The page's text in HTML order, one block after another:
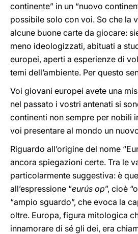
continente” in un “nuovo
possibile solo con voi. So che la
alcune buone carte da giocare:
meno ideologizzati, abituati a
europei, aperti a esperienze di
temi dell’ambiente. Per questo
Voi giovani europei avete una
nel passato i vostri antenati si
continenti non sempre per nobili
voi presentare al mondo un
Riguardo all’origine del nome
ancora spiegazioni certe. Tra le
particolarmente suggestiva: è
all’espressione “eurús op”, cioè
“ampio sguardo”, che evoca la
oltre. Europa, figura mitologica
innamorare di sé gli dei, era